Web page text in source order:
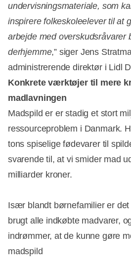
undervisningsmateriale, som
inspirere folkeskoleelever til at
arbejde med overskudsråvarer
derhjemme,” siger Jens
administrerende direktør i Lidl
Konkrete værktøjer til mere
madlavningen
Madspild er er stadig et stort
ressourceproblem i Danmark.
tons spiselige fødevarer til
svarende til, at vi smider mad
milliarder kroner.
Især blandt børnefamilier er
brugt alle indkøbte madvarer,
indrømmer, at de kunne gøre
madspild